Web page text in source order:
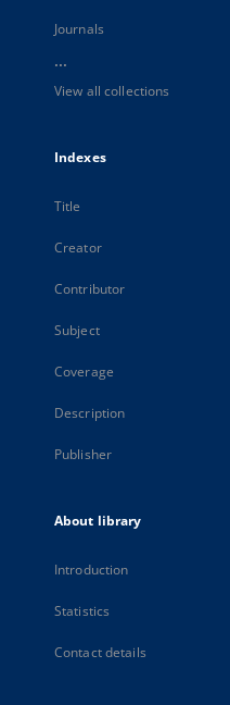
Journals
...
View all collections
Indexes
Title
Creator
Contributor
Subject
Coverage
Description
Publisher
About library
Introduction
Statistics
Contact details